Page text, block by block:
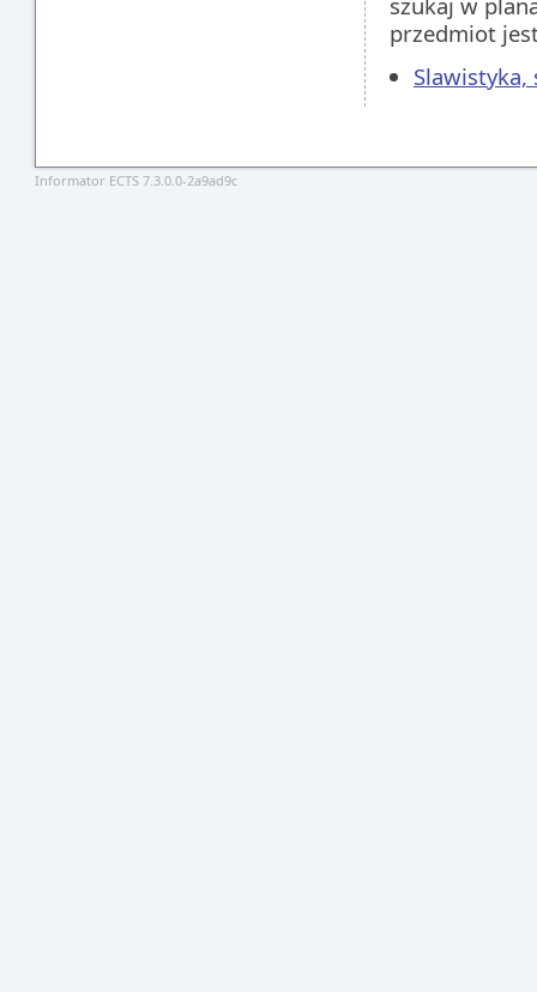
przedmiot
Informator ECTS 7.3.0.0-2a9ad9c